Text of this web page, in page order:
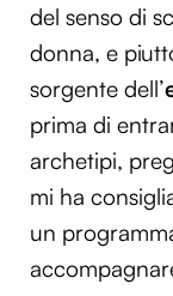
del senso di
donna, e
sorgente dell’
prima di
archetipi,
mi ha
un